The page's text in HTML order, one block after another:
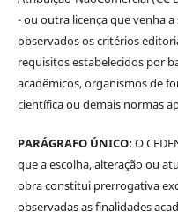
- ou outra licença que venha
observados os critérios
requisitos estabelecidos por
acadêmicos, organismos de
científica ou demais normas
PARÁGRAFO ÚNICO:O
que a escolha, alteração ou
obra constitui prerrogativa
observadas as finalidades